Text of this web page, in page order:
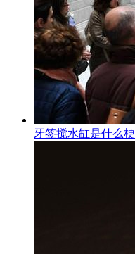
牙签搅水缸是什么梗